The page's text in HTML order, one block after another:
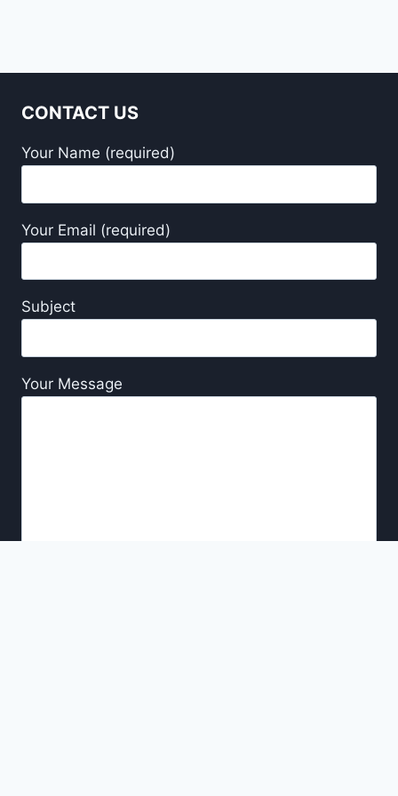
CONTACT US
Your Name (required)
Your Email (required)
Subject
Your Message